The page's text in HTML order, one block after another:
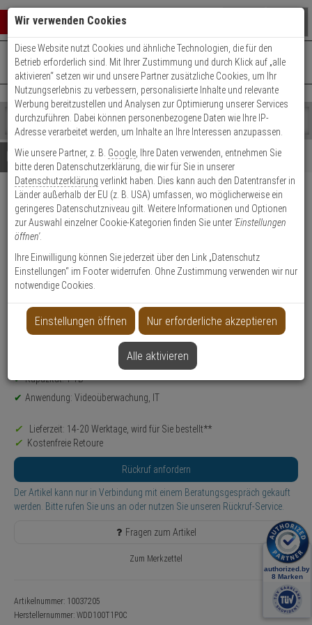
Warenkorb schließen
0 ARTIKEL IM WARENKORB
Ihr Warenkorb ist momentan leer.
Ergebnisse ()
Fertig
Shop
durchsuchen
Bitte
geben
Sie
mindestens
Zeichen
ein,
um
Suche
Es
wurde
noch
Kategorien
Suche
gestartet
+49 (0)821 899 493-0Mo. - Do.: 8:00 - 16:30 | Fr.: 8:00 - 14:00 Uhr
Kontaktservice nutzen
Details Beratung
Western Digital Purple
microSDXC Card 1TB
Produktmerkmale
Datenblatt drucken
Weitere Varianten...
Zubehörartikel, microSD-Karte
Kapazität: 1 TB
Anwendung: Videoüberwachung, IT
Lieferzeit: 14-20 Werktage, wird für Sie bestellt**
Kostenfreie Retoure
Rückruf anfordern
Der Artikel kann nur in Verbindung mit einem Beratungsgespräch gekauft
werden. Bitte rufen Sie uns an oder nutzen Sie unseren Rückruf-Service.
Fragen zum Artikel
Zum Merkzettel
Artikelnummer: 10037205
Herstellernummer: WDD100T1P0C
Wir verwenden Cookies
Diese Website nutzt Cookies und ähnliche Technologien, die für den
Betrieb erforderlich sind. Mit Ihrer Zustimmung und durch Klick auf „alle
aktivieren“ setzen wir und unsere Partner zusätzliche Cookies, um Ihr
Nutzungserlebnis zu verbessern, personalisierte Inhalte und relevante
Werbung bereitzustellen und Analysen zur Optimierung unserer Services
durchzuführen. Dabei können personenbezogene Daten wie Ihre IP-
Adresse verarbeitet werden, um Inhalte an Ihre Interessen anzupassen.
Wie unsere Partner, z. B. Google , Ihre Daten verwenden, entnehmen Sie
bitte deren Datenschutzerklärung, die wir für Sie in unserer
Datenschutzerklärung verlinkt haben. Dies kann auch den Datentransfer in
Länder außerhalb der EU (z. B. USA) umfassen, wo möglicherweise ein
geringeres Datenschutzniveau gilt. Weitere Informationen und Optionen
zur Auswahl einzelner Cookie-Kategorien finden Sie unter 'Einstellungen
öffnen'.
Ihre Einwilligung können Sie jederzeit über den Link „Datenschutz
Einstellungen“ im Footer widerrufen. Ohne Zustimmung verwenden wir nur
notwendige Cookies.
Einstellungen öffnen Nur erforderliche akzeptieren
Alle aktivieren